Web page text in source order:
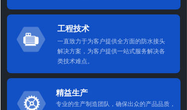
工程技术
一直致力于为客户提供全方面的防水接头
解决方案，为客户提供一站式服务解决各
类技术难点。
精益生产
专业的生产制造团队，确保出众的产品品质，